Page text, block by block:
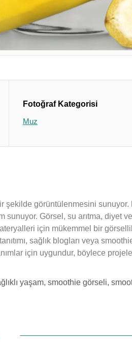
Fotoğraf Kategorisi
Muz
görüntülenmesini sunuyor.
Görsel, su arıtma, diyet
için mükemmel bir
sağlık blogları veya
için uygundur, böylece
yaşam, smoothie görseli,